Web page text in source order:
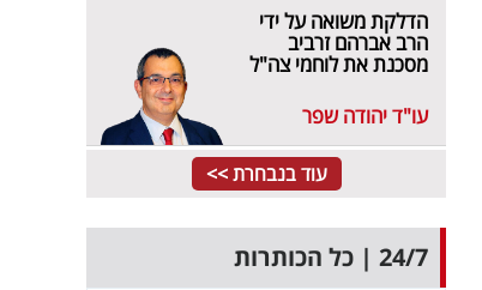
הדלקת משואה על ידי
הרב אברהם זרביב
מסכנת את לוחמי צה"ל
עו"ד יהודה שפר
עוד בנבחרת >>
24/7 | כל הכותרות